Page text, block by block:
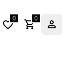
0 0